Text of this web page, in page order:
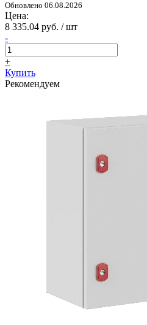
Обновлено 06.08.2026
Цена:
8 335.04 руб. / шт
-
+
Купить
Рекомендуем